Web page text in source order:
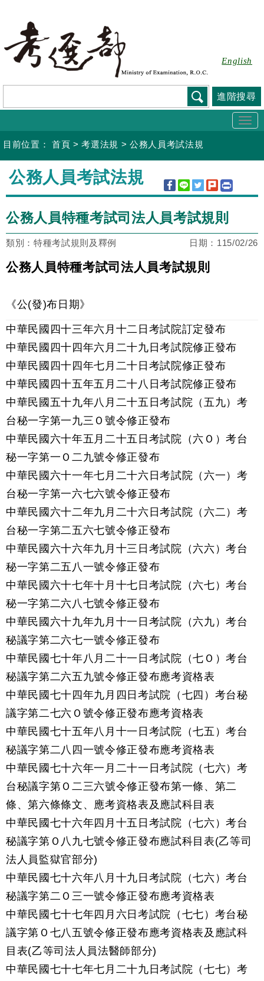
要
容
English
進階搜尋
目前位置： 首頁 >考選法規 >公務人員考試法規
:::
公務人員考試法規
公務人員特種考試司法人員考試規則
類別：特種考試規則及釋例 日期： 115/02/26
公務人員特種考試司法人員考試規則
《公(發)布日期》
中華民國四十三年六月十二日考試院訂定發布
中華民國四十四年六月二十九日考試院修正發布
中華民國四十四年七月二十日考試院修正發布
中華民國四十五年五月二十八日考試院修正發布
中華民國五十九年八月二十五日考試院（五九）考
台秘一字第一九三Ｏ號令修正發布
中華民國六十年五月二十五日考試院（六Ｏ）考台
秘一字第一Ｏ二九號令修正發布
中華民國六十一年七月二十六日考試院（六一）考
台秘一字第一六七六號令修正發布
中華民國六十二年九月二十六日考試院（六二）考
台秘一字第二五六七號令修正發布
中華民國六十六年九月十三日考試院（六六）考台
秘一字第二五八一號令修正發布
中華民國六十七年十月十七日考試院（六七）考台
秘一字第二六八七號令修正發布
中華民國六十九年九月十一日考試院（六九）考台
秘議字第二六七一號令修正發布
中華民國七十年八月二十一日考試院（七Ｏ）考台
秘議字第二六五九號令修正發布應考資格表
中華民國七十四年九月四日考試院（七四）考台秘
議字第二七六Ｏ號令修正發布應考資格表
中華民國七十五年八月十一日考試院（七五）考台
秘議字第二八四一號令修正發布應考資格表
中華民國七十六年一月二十一日考試院（七六）考
台秘議字第Ｏ二三六號令修正發布第一條、第二
條、第六條條文、應考資格表及應試科目表
中華民國七十六年四月十五日考試院（七六）考台
秘議字第Ｏ八九七號令修正發布應試科目表(乙等司
法人員監獄官部分)
中華民國七十六年八月十九日考試院（七六）考台
秘議字第二Ｏ三一號令修正發布應考資格表
中華民國七十七年四月六日考試院（七七）考台秘
議字第Ｏ七八五號令修正發布應考資格表及應試科
目表(乙等司法人員法醫師部分)
中華民國七十七年七月二十九日考試院（七七）考